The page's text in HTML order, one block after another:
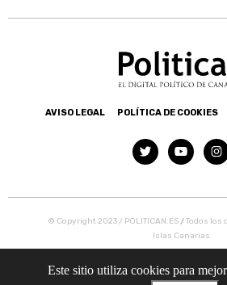
AVISO LEGAL POLÍTICA DE COOKIES
© Copyright 2023 / POLITICAN.ES /Todos los
Islas Canarias
Este sitio utiliza cookies para